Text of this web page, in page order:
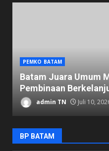
PEMKO BATAM
Batam Juara Umum
Pembinaan
admin TN Juli 10,
BP BATAM